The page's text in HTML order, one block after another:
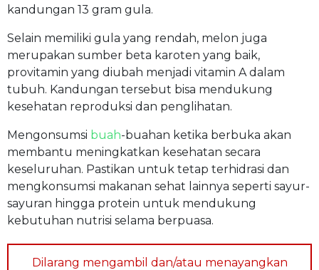
kandungan 13 gram gula.
Selain memiliki gula yang rendah, melon juga
merupakan sumber beta karoten yang baik,
provitamin yang diubah menjadi vitamin A dalam
tubuh. Kandungan tersebut bisa mendukung
kesehatan reproduksi dan penglihatan.
Mengonsumsi buah-buahan ketika berbuka akan
membantu meningkatkan kesehatan secara
keseluruhan. Pastikan untuk tetap terhidrasi dan
mengkonsumsi makanan sehat lainnya seperti sayur-
sayuran hingga protein untuk mendukung
kebutuhan nutrisi selama berpuasa.
Dilarang mengambil dan/atau menayangkan